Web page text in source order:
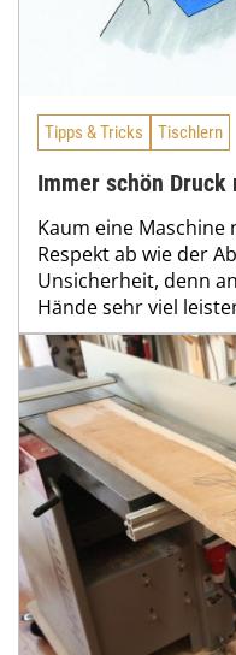
Tipps & Tricks Tischlern
Immer schön Druck
Kaum eine Maschine
Respekt ab wie der
Unsicherheit, denn
Hände sehr viel